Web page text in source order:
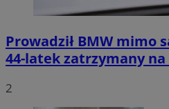
Prowadził BMW mimo
44-latek zatrzymany na
2